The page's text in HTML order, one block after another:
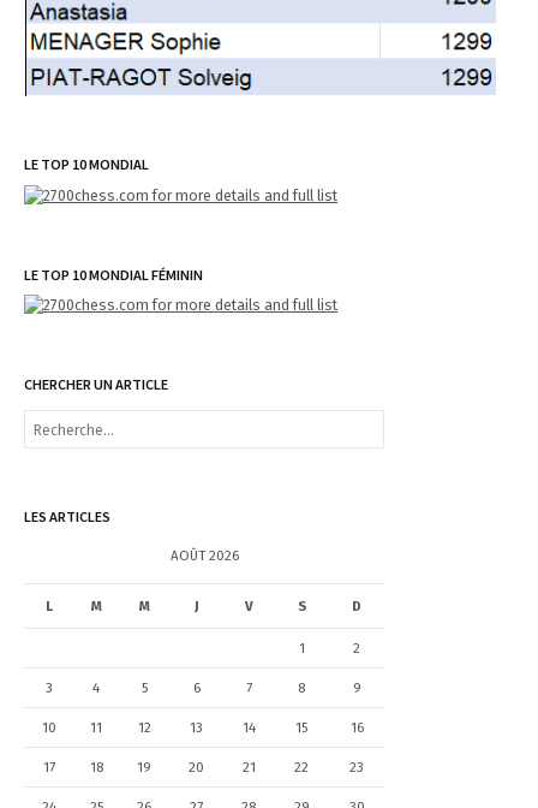
LE TOP 10 MONDIAL
LE TOP 10 MONDIAL FÉMININ
CHERCHER UN ARTICLE
R
r
e
LES ARTICLES
AOÛT 2026
L M M J V S D
1 2
3 4 5 6 7 8 9
10 11 12 13 14 15 16
17 18 19 20 21 22 23